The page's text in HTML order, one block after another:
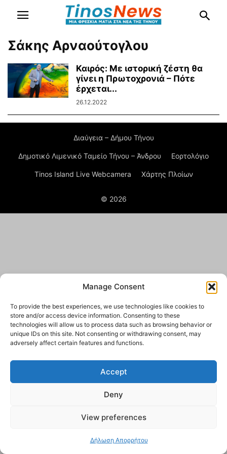
Manage Consent
To provide the best experiences, we use technologies like cookies to
store and/or access device information. Consenting to these
technologies will allow us to process data such as browsing behavior or
unique IDs on this site. Not consenting or withdrawing consent, may
adversely affect certain features and functions.
Accept
Deny
View preferences
Δήλωση Απορρήτου
Σάκης Αρναούτογλου
Καιρός: Με ιστορική ζέστη θα
γίνει η Πρωτοχρονιά – Πότε
έρχεται...
26.12.2022
Διαύγεια – Δήμου Τήνου
Δημοτικό Λιμενικό Ταμείο Τήνου – Άνδρου Εορτολόγιο
Tinos Island Live Webcamera Χάρτης Πλοίων
© 2026